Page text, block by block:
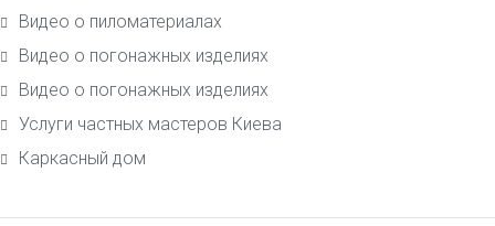
Видео о пиломатериалах
Видео о погонажных изделиях
Видео о погонажных изделиях
Услуги частных мастеров Киева
Каркасный дом